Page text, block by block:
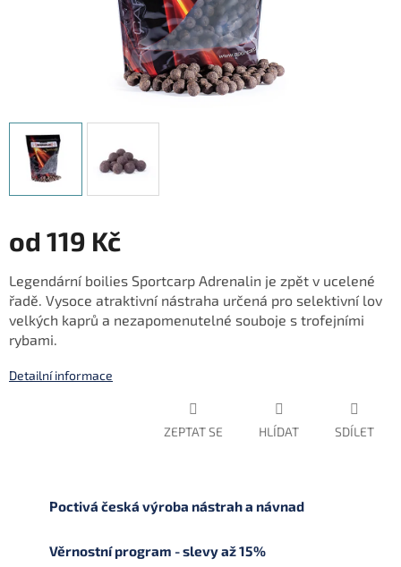
od 119 Kč
cena:
Legendární boilies Sportcarp Adrenalin je zpět v ucelené
řadě. Vysoce atraktivní nástraha určená pro selektivní lov
velkých kaprů a nezapomenutelné souboje s trofejními
rybami.
Detailní informace
ZEPTAT SE HLÍDAT SDÍLET
Poctivá česká výroba nástrah a návnad
Věrnostní program - slevy až 15%